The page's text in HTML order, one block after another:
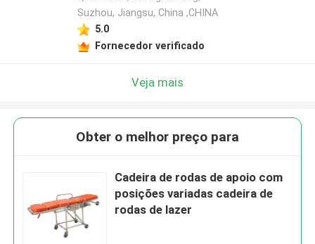
Suzhou, Jiangsu, China ,CHINA
5.0
Fornecedor verificado
Veja mais
Obter o melhor preço para
Cadeira de rodas de apoio com
posições variadas cadeira de
rodas de lazer